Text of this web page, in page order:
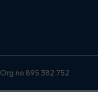
Org.no 895 382 752